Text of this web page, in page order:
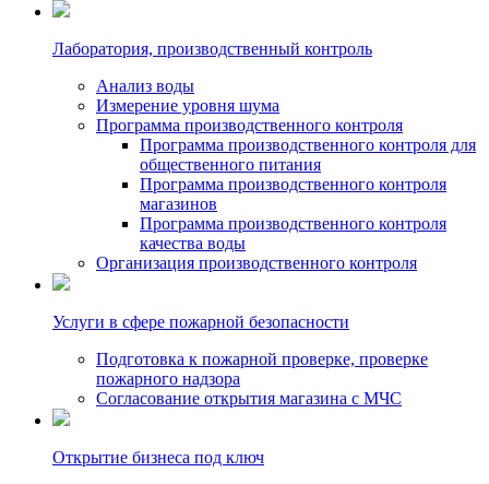
Лаборатория, производственный контроль
Анализ воды
Измерение уровня шума
Программа производственного контроля
Программа производственного контроля для
общественного питания
Программа производственного контроля
магазинов
Программа производственного контроля
качества воды
Организация производственного контроля
Услуги в сфере пожарной безопасности
Подготовка к пожарной проверке, проверке
пожарного надзора
Согласование открытия магазина с МЧС
Открытие бизнеса под ключ